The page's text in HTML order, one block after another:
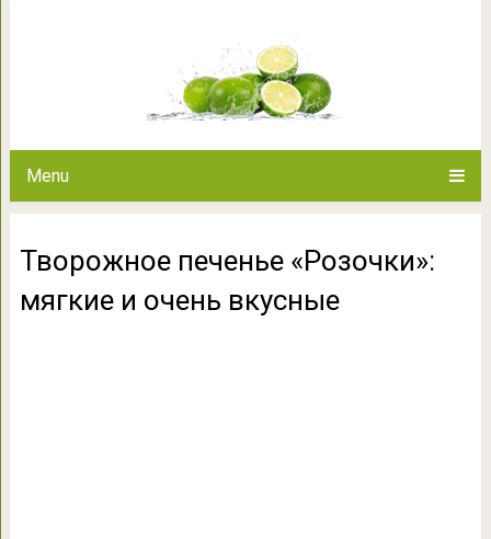
Menu
Творожное печенье «Розочки»:
мягкие и очень вкусные